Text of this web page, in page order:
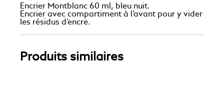
Encrier Montblanc 60 ml, bleu nuit.
Encrier avec compartiment à l’avant pour y vider
les résidus d’encre.
Produits similaires